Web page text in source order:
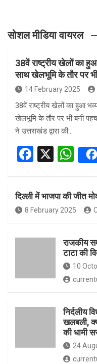
सोशल मीडिया वायरल
38वें राष्ट्रीय खेलों का
साथ खेलभूमि के तौर पर
14 February 2025
38वें राष्ट्रीय खेलों का हुआ
खेलभूमि के तौर पर भी बनी
ने उत्तराखंड द्वारा की…
F
ce
b
o
o
X
W
at
s
A
p
p
दिल्ली में भाजपा की जीत
8 February 2025
राजकीय
टाटा की
10
निर्दलीय
खलबली,
की धामी
24